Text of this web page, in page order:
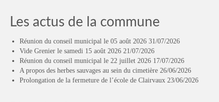
Les actus de la commune
Réunion du conseil municipal le 05 août 2026 31/07/2026
Vide Grenier le samedi 15 août 2026 21/07/2026
Réunion du conseil municipal le 22 juillet 2026 17/07/2026
A propos des herbes sauvages au sein du cimetière 26/06/2026
Prolongation de la fermeture de l’école de Clairvaux 23/06/2026